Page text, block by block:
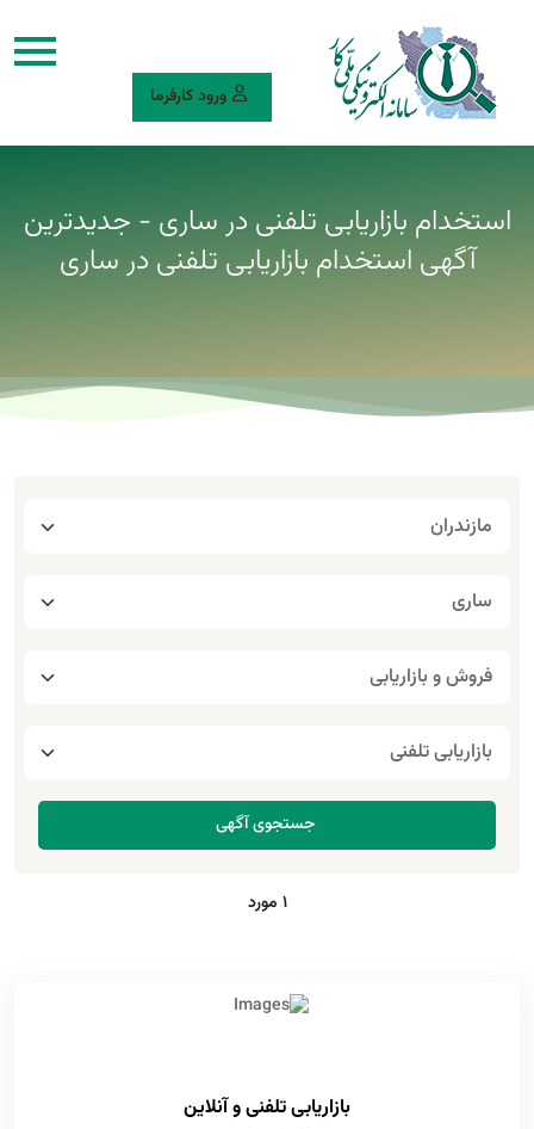
ورود کارفرما
استخدام بازاریابی تلفنی در ساری - جدیدترین
آگهی استخدام بازاریابی تلفنی در ساری
1 مورد
بازاریابی تلفنی و آنلاین